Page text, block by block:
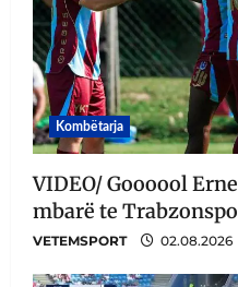
Kombëtarja
VIDEO/ Goooool
mbarë te
VETEMSPORT 02.08.2026